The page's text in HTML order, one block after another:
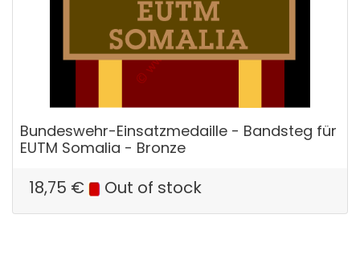
Bundeswehr-Einsatzmedaille - Bandsteg für
EUTM Somalia - Bronze
18,75 € Out of stock